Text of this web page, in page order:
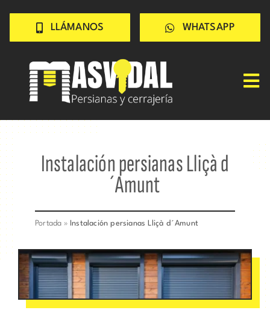
Saltar
contenido
LLÁMANOS WHATSAPP
Inicio
CERRAJERÍA
CONSEJOS
Contacto rápido
Instalación persianas Lliçà d
´Amunt
Portada » Instalación persianas Lliçà d´Amunt